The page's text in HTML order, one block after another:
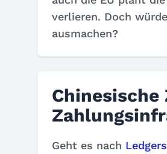
verlieren. Doch
ausmachen?
Geht es nach